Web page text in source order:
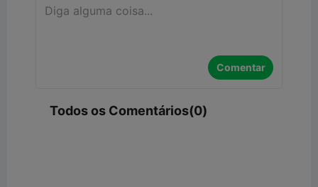
Comentar
Todos os Comentários(0)